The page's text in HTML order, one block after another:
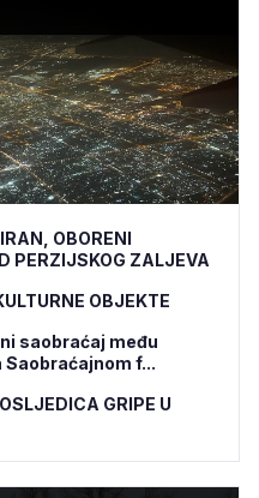
OBORENI
PERZIJSKOG ZALJEVA
OBJEKTE
saobraćaj među
f...
GRIPE U